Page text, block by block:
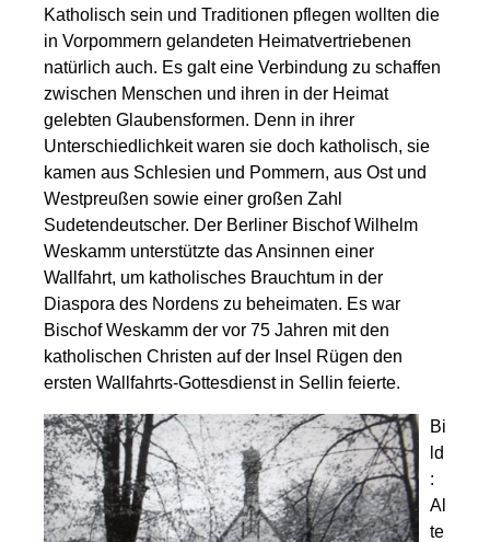
Katholisch sein und Traditionen pflegen wollten die
in Vorpommern gelandeten Heimatvertriebenen
natürlich auch. Es galt eine Verbindung zu schaffen
zwischen Menschen und ihren in der Heimat
gelebten Glaubensformen. Denn in ihrer
Unterschiedlichkeit waren sie doch katholisch, sie
kamen aus Schlesien und Pommern, aus Ost und
Westpreußen sowie einer großen Zahl
Sudetendeutscher. Der Berliner Bischof Wilhelm
Weskamm unterstützte das Ansinnen einer
Wallfahrt, um katholisches Brauchtum in der
Diaspora des Nordens zu beheimaten. Es war
Bischof Weskamm der vor 75 Jahren mit den
katholischen Christen auf der Insel Rügen den
ersten Wallfahrts-Gottesdienst in Sellin feierte.
Bi
ld
:
Al
te